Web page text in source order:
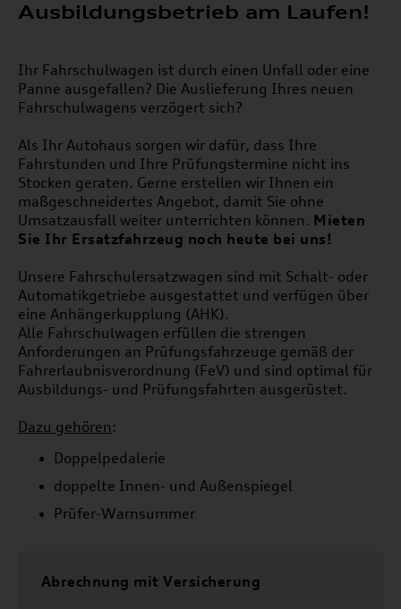
Ausbildungsbetrieb am Laufen!
Ihr Fahrschulwagen ist durch einen Unfall oder eine
Panne ausgefallen? Die Auslieferung Ihres neuen
Fahrschulwagens verzögert sich?
Als Ihr Autohaus sorgen wir dafür, dass Ihre
Fahrstunden und Ihre Prüfungstermine nicht ins
Stocken geraten. Gerne erstellen wir Ihnen ein
maßgeschneidertes Angebot, damit Sie ohne
Umsatzausfall weiter unterrichten können. Mieten
Sie Ihr Ersatzfahrzeug noch heute bei uns!
Unsere Fahrschulersatzwagen sind mit Schalt- oder
Automatikgetriebe ausgestattet und verfügen über
eine Anhängerkupplung (AHK).
Alle Fahrschulwagen erfüllen die strengen
Anforderungen an Prüfungsfahrzeuge gemäß der
Fahrerlaubnisverordnung (FeV) und sind optimal für
Ausbildungs- und Prüfungsfahrten ausgerüstet.
Dazu gehören :
Doppelpedalerie
doppelte Innen- und Außenspiegel
Prüfer-Warnsummer
Abrechnung mit Versicherung